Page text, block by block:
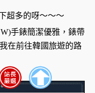
超多的呀～～～